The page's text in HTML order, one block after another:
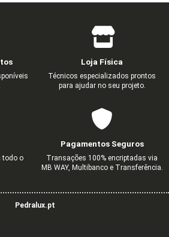
INTERRUPTOR
TOMADA SCHUKO
COMUTADOR DE
COMUTADOR DE ESCADA
Loja Física
Técnicos especializados prontos
para ajudar no seu projeto.
todo o
Pagamentos Seguros
Transações 100% encriptadas via
MB WAY, Multibanco e Transferência.
Pedralux.pt